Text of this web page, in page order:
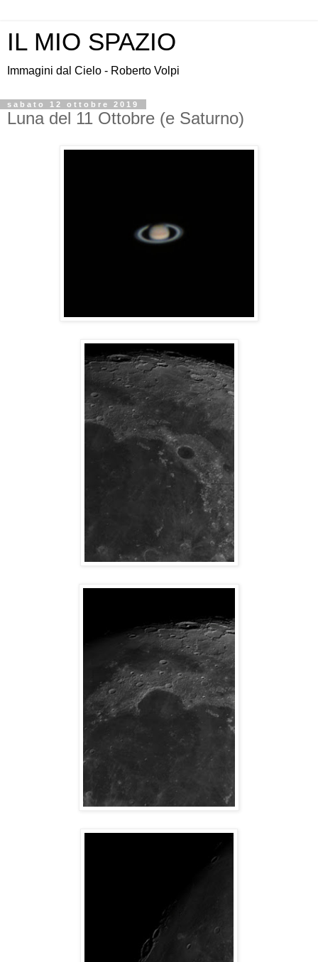
IL MIO SPAZIO
Immagini dal Cielo - Roberto Volpi
sabato 12 ottobre 2019
Luna del 11 Ottobre (e Saturno)